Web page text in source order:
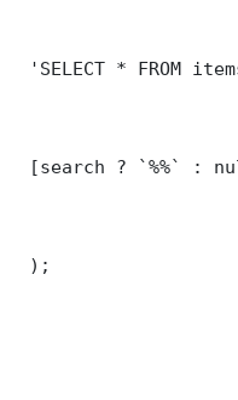
'SELECT * FROM
[search ? `%%`
);